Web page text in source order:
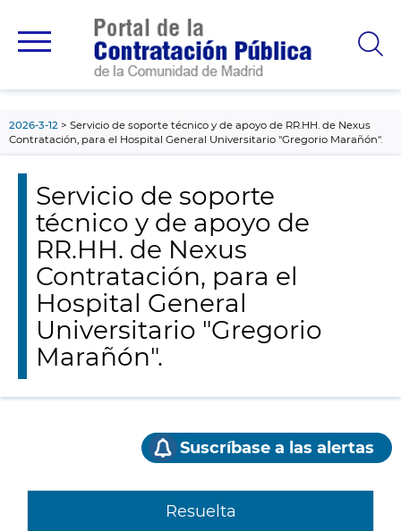
principal
2026-3-12
Servicio de soporte técnico y de apoyo de RR.HH. de Nexus
Contratación, para el Hospital General Universitario "Gregorio Marañón".
Servicio de soporte
técnico y de apoyo de
RR.HH. de Nexus
Contratación, para el
Hospital General
Universitario "Gregorio
Marañón".
Suscríbase a las alertas
Resuelta